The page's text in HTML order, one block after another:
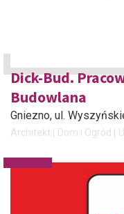
Dick-Bud.
Budowlana
Gniezno, ul.
Architekt Dom i Ogród